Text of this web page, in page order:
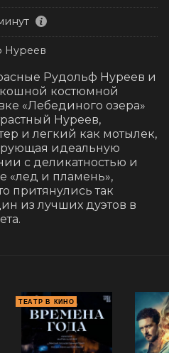
Нуреев
Рудольф Нуреев и
костюмной
«Лебединого озера»
Нуреев,
и легкий как мотылек,
идеальную
с деликатностью и
«лед и пламень»,
притянулись так
из лучших дуэтов в
ТЕАТР В КИНО